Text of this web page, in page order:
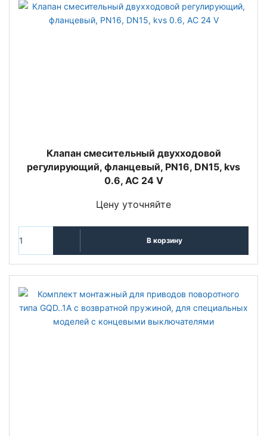
Клапан смесительный двухходовой
регулирующий, фланцевый, PN16, DN15, kvs
0.6, AC 24 V
Цену уточняйте
В корзину